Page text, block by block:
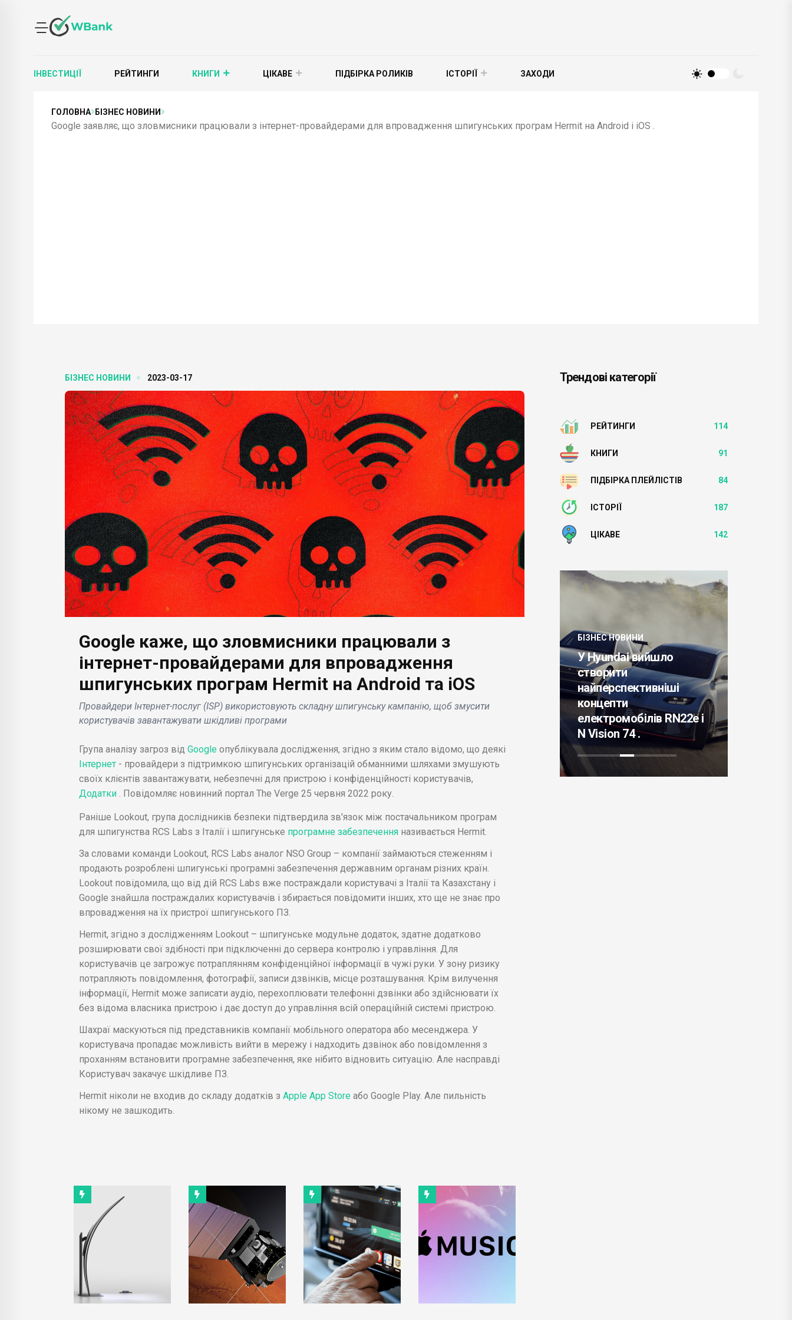
ІНВЕСТИЦІЇ РЕЙТИНГИ КНИГИ ЦІКАВЕ ПІДБІРКА РОЛИКІВ ІСТОРІЇ ЗАХОДИ
ГОЛОВНА БІЗНЕС НОВИНИ
Google заявляє, що зловмисники працювали з інтернет-провайдерами для впровадження шпигунських програм Hermit на Android і iOS .
БІЗНЕС НОВИНИ 2023-03-17
Google каже, що зловмисники працювали з
інтернет-провайдерами для впровадження
шпигунських програм Hermit на Android та iOS
Провайдери Інтернет-послуг (ISP) використовують складну шпигунську кампанію, щоб змусити
користувачів завантажувати шкідливі програми
Група аналізу загроз від Google опублікувала дослідження, згідно з яким стало відомо, що деякі
Інтернет - провайдери з підтримкою шпигунських організацій обманними шляхами змушують
своїх клієнтів завантажувати, небезпечні для пристрою і конфіденційності користувачів,
Додатки
. Повідомляє новинний портал The Verge 25 червня 2022 року.
Раніше Lookout, група дослідників безпеки підтвердила зв'язок між постачальником програм
для шпигунства RCS Labs з Італії і шпигунське програмне забезпечення називається Hermit.
За словами команди Lookout, RCS Labs аналог NSO Group – компанії займаються стеженням і
продають розроблені шпигунські програмні забезпечення державним органам різних країн.
Lookout повідомила, що від дій RCS Labs вже постраждали користувачі з Італії та Казахстану і
Google знайшла постраждалих користувачів і збирається повідомити інших, хто ще не знає про
впровадження на їх пристрої шпигунського ПЗ.
Hermit, згідно з дослідженням Lookout – шпигунське модульне додаток, здатне додатково
розширювати свої здібності при підключенні до сервера контролю і управління. Для
користувачів це загрожує потраплянням конфіденційної інформації в чужі руки. У зону ризику
потрапляють повідомлення, фотографії, записи дзвінків, місце розташування. Крім вилучення
інформації, Hermit може записати аудіо, перехоплювати телефонні дзвінки або здійснювати їх
без відома власника пристрою і дає доступ до управління всій операційній системі пристрою.
Шахраї маскуються під представників компанії мобільного оператора або месенджера. У
користувача пропадає можливість вийти в мережу і надходить дзвінок або повідомлення з
проханням встановити програмне забезпечення, яке нібито відновить ситуацію. Але насправді
Користувач закачує шкідливе ПЗ.
Hermit ніколи не входив до складу додатків з Apple App Store або Google Play. Але пильність
нікому не зашкодить.
Трендові категорії
РЕЙТИНГИ 114
КНИГИ 91
ПІДБІРКА ПЛЕЙЛІСТІВ 84
ІСТОРІЇ 187
ЦІКАВЕ 142
БІЗНЕС НОВИНИ
SpaceX готується до
випробувального
запуску всіх 33 двигунів
Starship вже на цьому
БІЗНЕС НОВИНИ
SpaceX гарантує першу
місію Transporter-6 для
Rio Tinto інвестує
додаткові 600 млн.
доларів в активи
БІЗНЕС НОВИНИ
У Hyundai вийшло
створити
найперспективніші
концепти
електромобілів RN22e і
N Vision 74 .